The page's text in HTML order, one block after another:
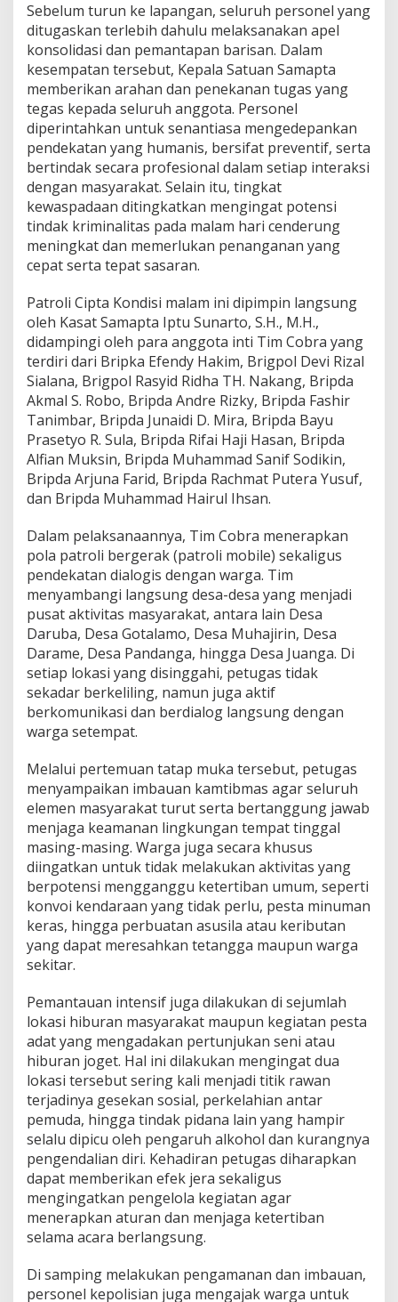
,
A
n
t
i
s
i
p
a
s
B
e
g
a
l
d
n
K
e
j
a
h
a
t
a
n
J
a
l
n
n
Sebelum turun ke lapangan, seluruh personel yang
ditugaskan terlebih dahulu melaksanakan apel
konsolidasi dan pemantapan barisan. Dalam
kesempatan tersebut, Kepala Satuan Samapta
memberikan arahan dan penekanan tugas yang
tegas kepada seluruh anggota. Personel
diperintahkan untuk senantiasa mengedepankan
pendekatan yang humanis, bersifat preventif, serta
bertindak secara profesional dalam setiap interaksi
dengan masyarakat. Selain itu, tingkat
kewaspadaan ditingkatkan mengingat potensi
tindak kriminalitas pada malam hari cenderung
meningkat dan memerlukan penanganan yang
cepat serta tepat sasaran.
Patroli Cipta Kondisi malam ini dipimpin langsung
oleh Kasat Samapta Iptu Sunarto, S.H., M.H.,
didampingi oleh para anggota inti Tim Cobra yang
terdiri dari Bripka Efendy Hakim, Brigpol Devi Rizal
Sialana, Brigpol Rasyid Ridha TH. Nakang, Bripda
Akmal S. Robo, Bripda Andre Rizky, Bripda Fashir
Tanimbar, Bripda Junaidi D. Mira, Bripda Bayu
Prasetyo R. Sula, Bripda Rifai Haji Hasan, Bripda
Alfian Muksin, Bripda Muhammad Sanif Sodikin,
Bripda Arjuna Farid, Bripda Rachmat Putera Yusuf,
dan Bripda Muhammad Hairul Ihsan.
Dalam pelaksanaannya, Tim Cobra menerapkan
pola patroli bergerak (patroli mobile) sekaligus
pendekatan dialogis dengan warga. Tim
menyambangi langsung desa-desa yang menjadi
pusat aktivitas masyarakat, antara lain Desa
Daruba, Desa Gotalamo, Desa Muhajirin, Desa
Darame, Desa Pandanga, hingga Desa Juanga. Di
setiap lokasi yang disinggahi, petugas tidak
sekadar berkeliling, namun juga aktif
berkomunikasi dan berdialog langsung dengan
warga setempat.
Melalui pertemuan tatap muka tersebut, petugas
menyampaikan imbauan kamtibmas agar seluruh
elemen masyarakat turut serta bertanggung jawab
menjaga keamanan lingkungan tempat tinggal
masing-masing. Warga juga secara khusus
diingatkan untuk tidak melakukan aktivitas yang
berpotensi mengganggu ketertiban umum, seperti
konvoi kendaraan yang tidak perlu, pesta minuman
keras, hingga perbuatan asusila atau keributan
yang dapat meresahkan tetangga maupun warga
sekitar.
Pemantauan intensif juga dilakukan di sejumlah
lokasi hiburan masyarakat maupun kegiatan pesta
adat yang mengadakan pertunjukan seni atau
hiburan joget. Hal ini dilakukan mengingat dua
lokasi tersebut sering kali menjadi titik rawan
terjadinya gesekan sosial, perkelahian antar
pemuda, hingga tindak pidana lain yang hampir
selalu dipicu oleh pengaruh alkohol dan kurangnya
pengendalian diri. Kehadiran petugas diharapkan
dapat memberikan efek jera sekaligus
mengingatkan pengelola kegiatan agar
menerapkan aturan dan menjaga ketertiban
selama acara berlangsung.
Di samping melakukan pengamanan dan imbauan,
personel kepolisian juga mengajak warga untuk